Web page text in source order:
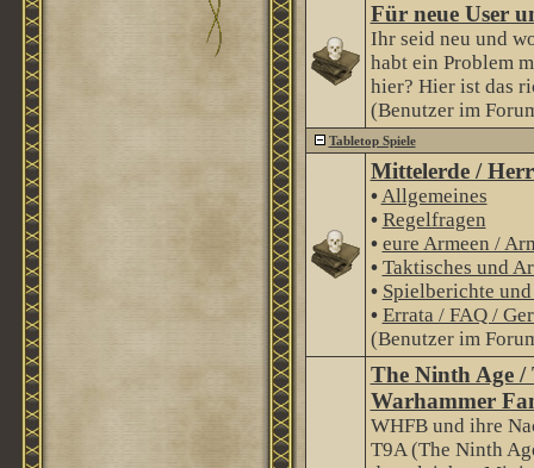
Für neue User
Ihr seid neu und
habt ein Problem
hier? Hier ist das
(Benutzer im
Tabletop Spiele
Mittelerde /
•Allgemeines
• Regelfragen
• eure Armeen /
• Taktisches und
• Spielberichte
• Errata / FAQ /
(Benutzer im
The Ninth Age
Warhammer
WHFB und ihre
T9A (The Ninth